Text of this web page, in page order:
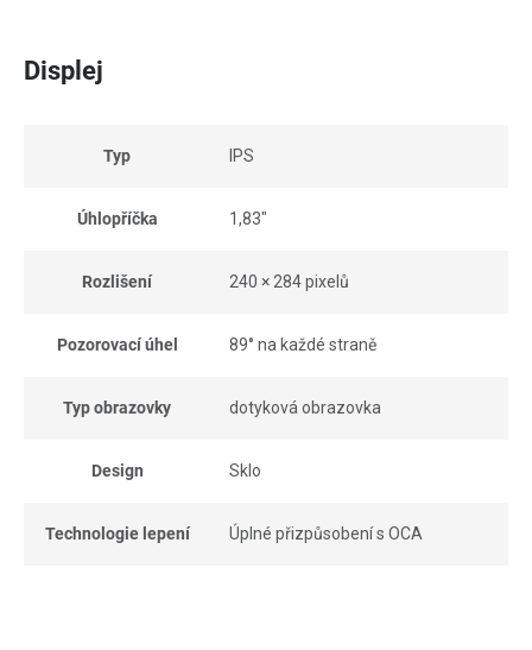
Displej
Typ IPS
Úhlopříčka 1,83"
Rozlišení 240 × 284 pixelů
Pozorovací úhel 89° na každé straně
Typ obrazovky dotyková obrazovka
Design Sklo
Technologie lepení Úplné přizpůsobení s OCA